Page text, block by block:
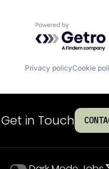
Powered by
Privacy policyCookie
Get in Touch